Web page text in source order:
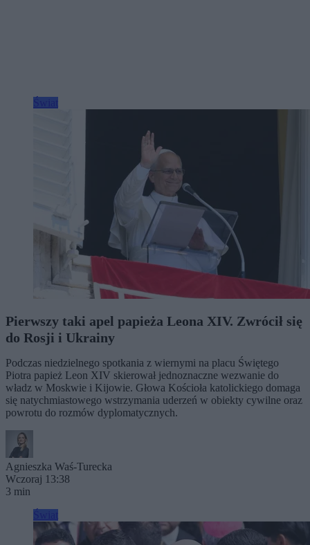
Pierwszy taki apel papieża Leona XIV. Zwrócił się
do Rosji i Ukrainy
Podczas niedzielnego spotkania z wiernymi na placu Świętego
Piotra papież Leon XIV skierował jednoznaczne wezwanie do
władz w Moskwie i Kijowie. Głowa Kościoła katolickiego domaga
się natychmiastowego wstrzymania uderzeń w obiekty cywilne oraz
powrotu do rozmów dyplomatycznych.
Agnieszka Waś-Turecka
Wczoraj 13:38
3 min